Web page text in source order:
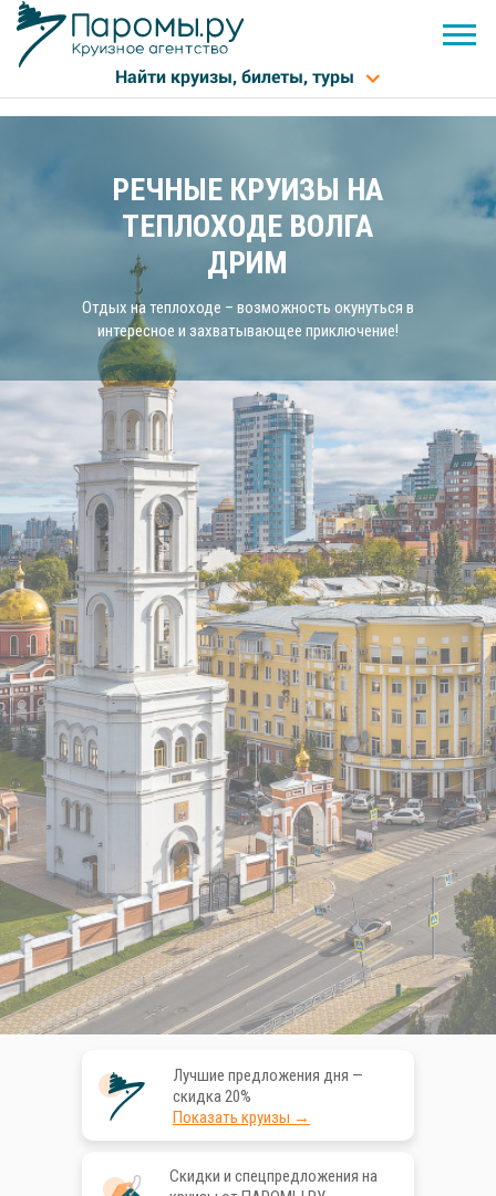
Отдых на теплоходе – возможность окунуться в
интересное и захватывающее приключение!
РЕЧНЫЕ КРУИЗЫ НА
ТЕПЛОХОДЕ ВОЛГА
ДРИМ
Скидки и спецпредложения на
Лучшие предложения дня —
скидка 20%
Показать круизы →